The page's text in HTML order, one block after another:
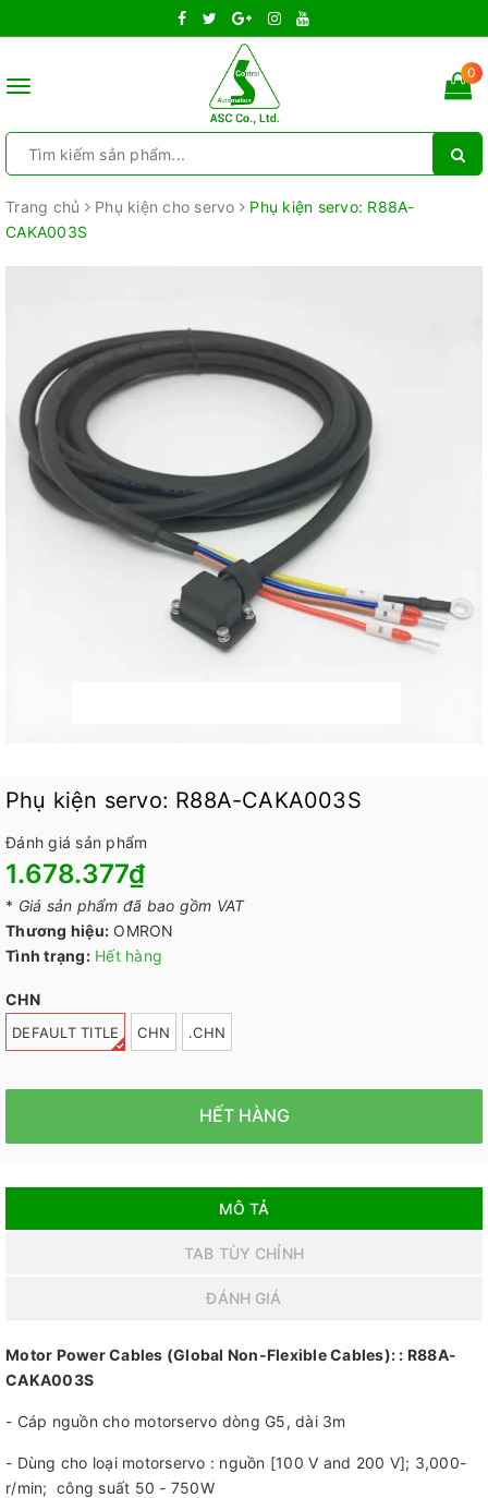
Toggle
0
Trang chủ Phụ kiện cho servo
Phụ kiện servo: R88A-
CAKA003S
Phụ kiện servo: R88A-CAKA003S
Đánh giá sản phẩm
1.678.377₫
* Giá sản phẩm đã bao gồm VAT
Thương hiệu: OMRON
Tình trạng: Hết hàng
CHN
DEFAULT TITLE CHN .CHN
HẾT HÀNG
MÔ TẢ
TAB TÙY CHỈNH
ĐÁNH GIÁ
Motor Power Cables (Global Non-Flexible Cables): : R88A-
CAKA003S
- Cáp nguồn cho motorservo dòng G5, dài 3m
- Dùng cho loại motorservo : nguồn [100 V and 200 V]; 3,000-
r/min; công suất 50 - 750W